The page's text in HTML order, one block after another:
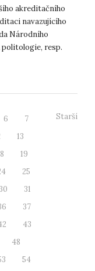
akreditačního
navazujícího
Národního
resp.
6
7
13
19
25
30
31
37
43
48
54
Starší